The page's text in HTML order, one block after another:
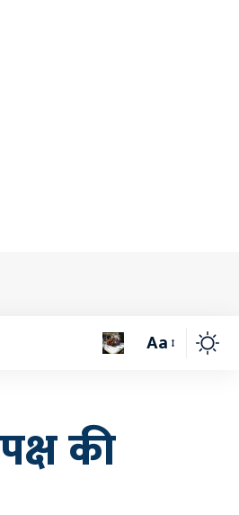
Aa
की